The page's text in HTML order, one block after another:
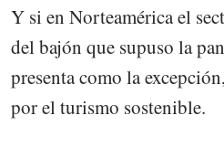
Y si en Norteamérica el
del bajón que supuso la
presenta como la
por el turismo sostenible.